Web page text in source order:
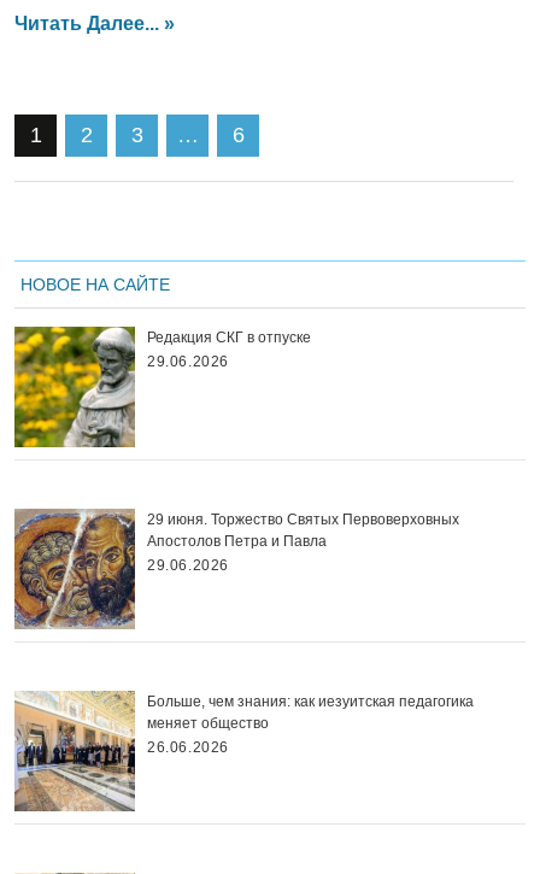
Читать Далее... »
1 2 3 … 6
НОВОЕ НА САЙТЕ
Редакция СКГ в отпуске
29.06.2026
29 июня. Торжество Святых Первоверховных
Апостолов Петра и Павла
29.06.2026
Больше, чем знания: как иезуитская педагогика
меняет общество
26.06.2026